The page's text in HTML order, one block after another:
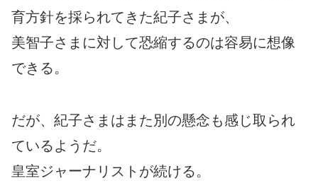
育方針を採られてきた紀子さまが、
美智子さまに対して恐縮するのは容易に想像
できる。
だが、紀子さまはまた別の懸念も感じ取られ
ているようだ。
皇室ジャーナリストが続ける。